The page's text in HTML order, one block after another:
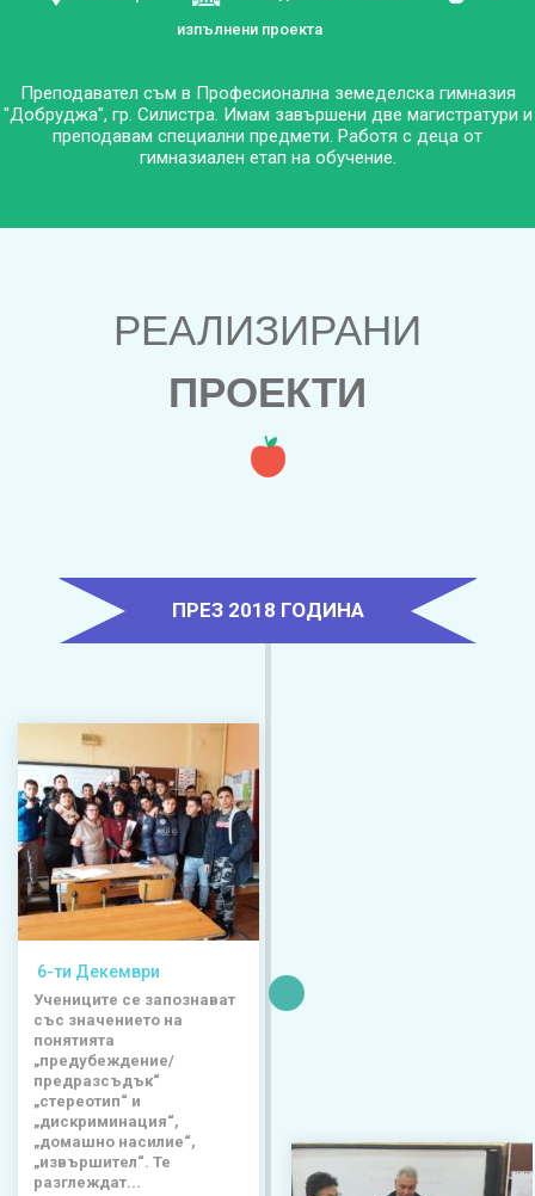
изпълнени проекта
Преподавател съм в Професионална земеделска гимназия
"Добруджа", гр. Силистра. Имам завършени две магистратури и
преподавам специални предмети. Работя с деца от
гимназиален етап на обучение.
РЕАЛИЗИРАНИ
ПРОЕКТИ
ПРЕЗ 2018 ГОДИНА
6-ти Декември
Учениците се запознават
със значението на
понятията
„предубеждение/
предразсъдък“
„стереотип“ и
„дискриминация“,
„домашно насилие“,
„извършител“. Те
разглеждат...